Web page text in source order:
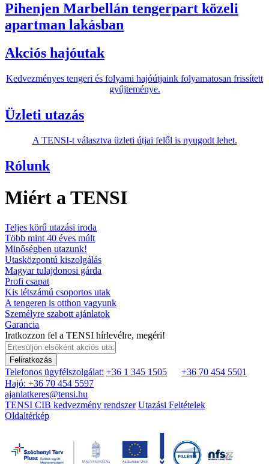
Pihenjen Marbellán tengerpart közeli
apartman lakásban
Akciós hajóutak
Kedvezményes tengeri és folyami hajóútjaink folyamatosan frissített
gyűjteménye.
Üzleti utazás
A TENSI-t választva üzleti útjai felől is nyugodt lehet.
Rólunk
Miért a TENSI
Teljes körű utazási iroda
Több mint 40 éves múlt
Minőségben utazunk!
Utasközpontú kiszolgálás
Magyar tulajdonosi gárda
Profi csapat
Kis létszámú csoportos utak
A tengeren is otthon vagyunk
Személyre szabott ajánlatok
Garancia
Iratkozzon fel a TENSI hírlevélre, megéri!
Feliratkozás
Telefonos ügyfélszolgálat: +36 1 345 1505
+36 70 454 5501
Hajó: +36 70 454 5597
ajanlatkeres@tensi.hu
TENSI CIB kedvezmény rendszer Utazási Feltételek
Oldaltérkép